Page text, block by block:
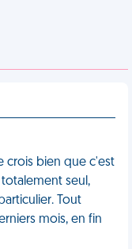
crois bien que c'est
totalement seul,
Tout
mois, en fin